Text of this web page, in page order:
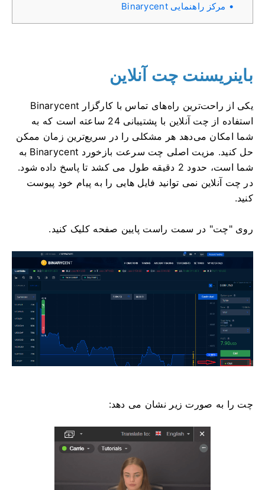
مرکز راهنمایی Binarycent
باینریسنت چت آنلاین
یکی از راحت‌ترین راه‌های تماس با کارگزار Binarycent
استفاده از چت آنلاین با پشتیبانی 24 ساعته است که به
شما امکان می‌دهد هر مشکلی را در سریع‌ترین زمان ممکن
حل کنید.
مزیت اصلی چت سرعت بازخورد Binarycent به
شما است، حدود 2 دقیقه طول می کشد تا پاسخ داده شود.
در چت آنلاین نمی توانید فایل هایی را به پیام خود پیوست
کنید.
روی "چت" در سمت راست پایین صفحه کلیک کنید.
چت را به صورت زیر نشان می دهد: